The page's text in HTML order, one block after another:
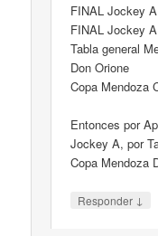
FINAL Jockey
FINAL Jockey
Tabla general
Don Orione
Copa Mendoza
Entonces por
Jockey A, por
Copa Mendoza
Responder ↓